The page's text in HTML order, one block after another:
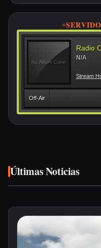
Últimas Noticias